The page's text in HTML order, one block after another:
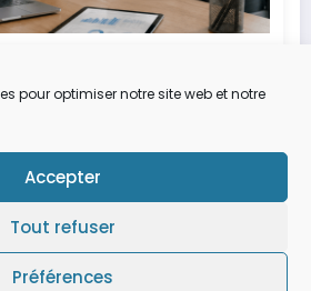
pour optimiser notre site web et notre
Accepter
Tout refuser
Préférences
entreprises
aux plateformes de
& BlogWordPressThème 2026 | Powered By